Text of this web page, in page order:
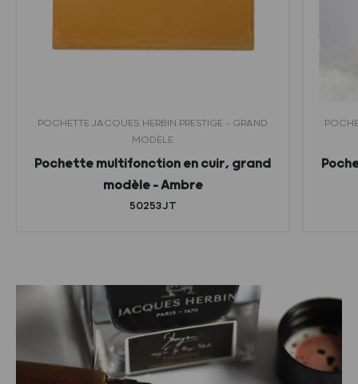
POCHETTE JACQUES HERBIN PRESTIGE - GRAND
MODÈLE
Pochette multifonction en cuir, grand
modèle – Ambre
50253JT